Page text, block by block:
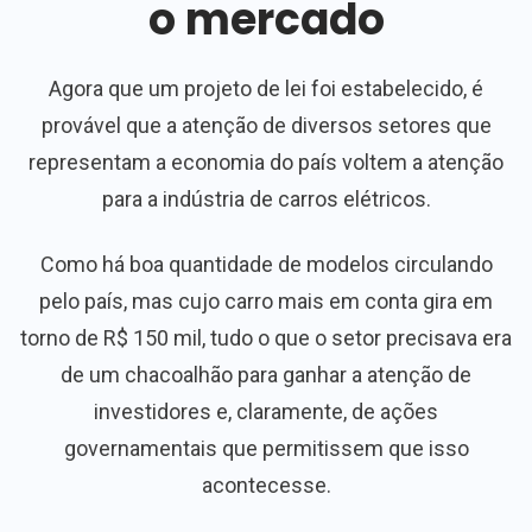
o mercado
Agora que um projeto de lei foi estabelecido, é
provável que a atenção de diversos setores que
representam a economia do país voltem a atenção
para a indústria de carros elétricos.
Como há boa quantidade de modelos circulando
pelo país, mas cujo carro mais em conta gira em
torno de R$ 150 mil, tudo o que o setor precisava era
de um chacoalhão para ganhar a atenção de
investidores e, claramente, de ações
governamentais que permitissem que isso
acontecesse.